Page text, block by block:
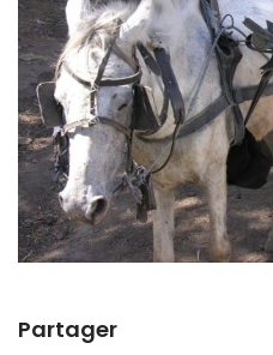
Partager